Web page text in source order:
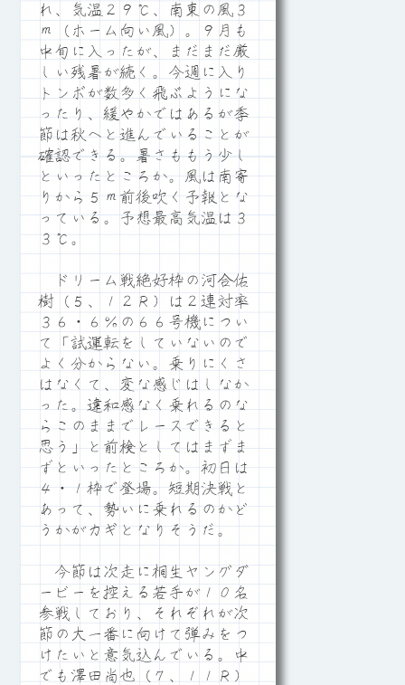
れ、気温２９℃、南東の風３
ｍ（ホーム向い風）。９月も
中旬に入ったが、まだまだ厳
しい残暑が続く。今週に入り
トンボが数多く飛ぶようにな
ったり、緩やかではあるが季
節は秋へと進んでいることが
確認できる。暑さももう少し
といったところか。風は南寄
りから５ｍ前後吹く予報とな
っている。予想最高気温は３
３℃。
ドリーム戦絶好枠の河合佑
樹（５、１２Ｒ）は２連対率
３６・６％の６６号機につい
て「試運転をしていないので
よく分からない。乗りにくさ
はなくて、変な感じはしなか
った。違和感なく乗れるのな
らこのままでレースできると
思う」と前検としてはまずま
ずといったところか。初日は
４・１枠で登場。短期決戦と
あって、勢いに乗れるのかど
うかがカギとなりそうだ。
今節は次走に桐生ヤングダ
ービーを控える若手が１０名
参戦しており、それぞれが次
節の大一番に向けて弾みをつ
けたいと意気込んでいる。中
でも澤田尚也（７、１１Ｒ）